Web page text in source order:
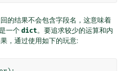
的结果不会包含字段名，这意味着
一个dict。要追求较少的运算和内
，通过使用如下的玩意: